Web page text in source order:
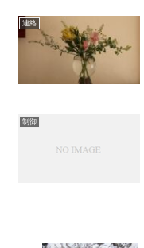
連絡
制御